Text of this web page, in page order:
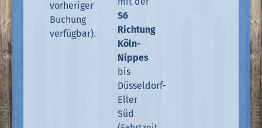
vorheriger
Buchung
verfügbar).
S6
Richtung
Köln-
Nippes
bis
Düsseldorf-
Eller
Süd